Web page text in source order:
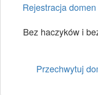
Rejestracja
Bez haczyków i
Przechwytuj